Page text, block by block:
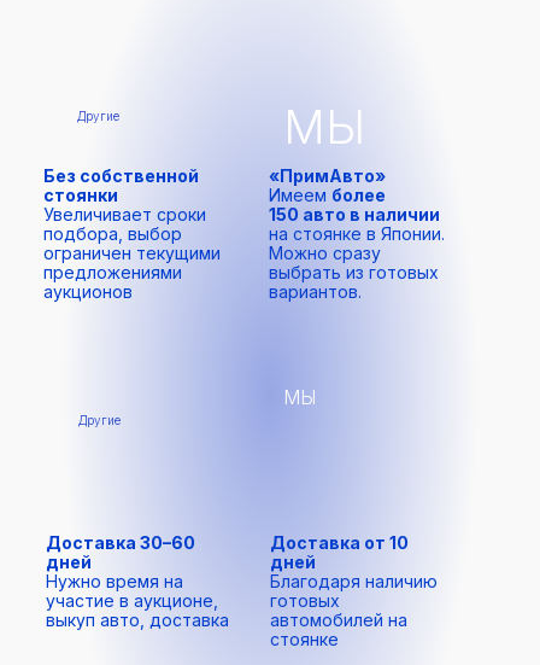
Другие
«ПримАвто»
Имеем более
150 авто в наличии
на стоянке в Японии.
Можно сразу
выбрать из готовых
вариантов.
Без собственной
стоянки
Увеличивает сроки
подбора, выбор
ограничен текущими
предложениями
аукционов
МЫ
МЫ
Доставка от 10
дней
Благодаря наличию
готовых
автомобилей на
стоянке
Доставка 30–60
дней
Нужно время на
участие в аукционе,
выкуп авто, доставка
Другие